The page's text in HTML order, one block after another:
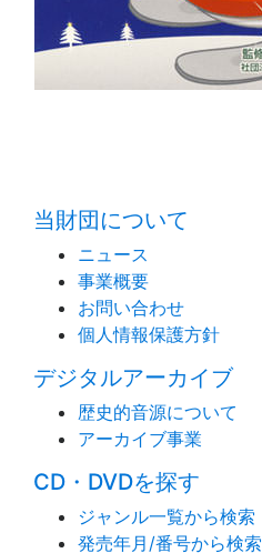
当財団について
ニュース
事業概要
お問い合わせ
個人情報保護方針
デジタルアーカイブ
歴史的音源について
アーカイブ事業
CD・DVDを探す
ジャンル一覧から検索
発売年月/番号から検索